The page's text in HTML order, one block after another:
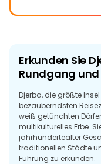
Erkunden Sie
Rundgang
Djerba, die größte
bezauberndsten
weiß getünchten
multikulturelles Erbe.
jahrhundertealter
traditionellen Städte
Führung zu erkunden.